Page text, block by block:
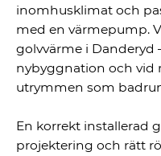
inomhusklimat och
med en värmepump.
golvvärme i Danderyd
nybyggnation och vid
utrymmen som
En korrekt installerad
projektering och rätt